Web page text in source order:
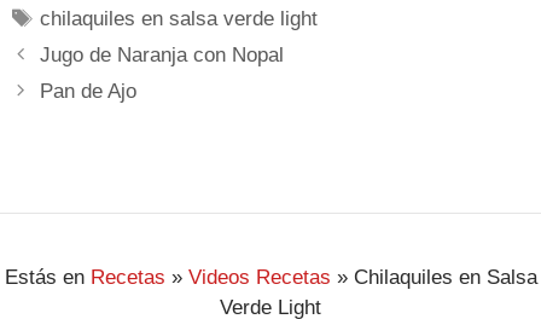
chilaquiles en salsa verde light
Jugo de Naranja con Nopal
Pan de Ajo
Estás en Recetas » Videos Recetas » Chilaquiles en Salsa
Verde Light